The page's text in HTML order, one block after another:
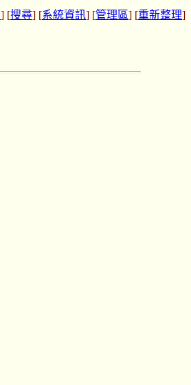
] [搜尋] [系統資訊] [管理區] [重新整理]